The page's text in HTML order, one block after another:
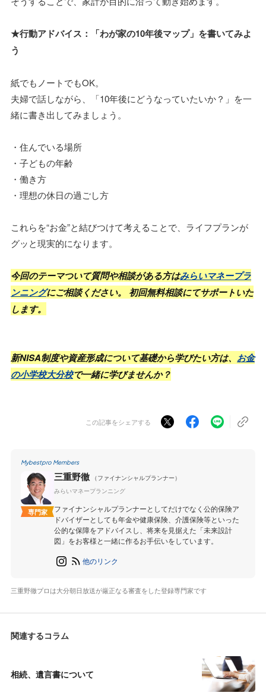
★行動アドバイス：「わが家の10年後マップ」を書いてみよ
う
紙でもノートでもOK。
夫婦で話しながら、「10年後にどうなっていたいか？」を一
緒に書き出してみましょう。
・住んでいる場所
・子どもの年齢
・働き方
・理想の休日の過ごし方
これらを“お金”と結びつけて考えることで、ライフプランが
グッと現実的になります。
今回のテーマついて質問や相談がある方はみらいマネープラ
ンニングにご相談ください。 初回無料相談にてサポートいた
します。
新NISA制度や資産形成について基礎から学びたい方は、 お金
の小学校大分校で一緒に学びませんか？
この記事をシェアする
Mybestpro Members
専門家
三重野徹
（ファイナンシャルプランナー）
みらいマネープランニング
ファイナンシャルプランナーとしてだけでなく公的保険ア
ドバイザーとしても年金や健康保険、介護保険等といった
公的な保障をアドバイスし、将来を見据えた「未来設計
図」をお客様と一緒に作るお手伝いをしています。
他のリンク
三重野徹プロは大分朝日放送が厳正なる審査をした登録専門家です
関連するコラム
相続、遺言書について